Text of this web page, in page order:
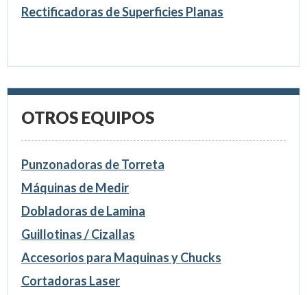
Rectificadoras de Superficies Planas
OTROS EQUIPOS
Punzonadoras de Torreta
Máquinas de Medir
Dobladoras de Lamina
Guillotinas / Cizallas
Accesorios para Maquinas y Chucks
Cortadoras Laser